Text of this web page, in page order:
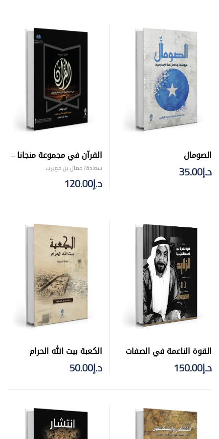
الصومال
د.إ35.00
القرآن في مجموعة منجانا –
تجليد فني
سعادة/ جمال بن حويرب
د.إ120.00
القوة الناعمة في الصفات
القيادية لزايد – تجليد فني
د.إ150.00
الكعبة بيت الله الحرام
د.إ50.00